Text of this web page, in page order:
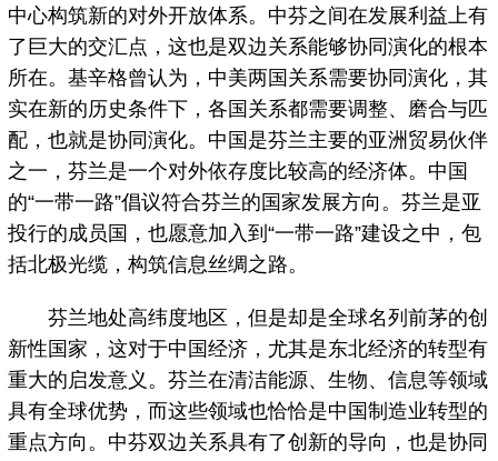
中心构筑新的对外开放体系。中芬之间在发展利益上有
了巨大的交汇点，这也是双边关系能够协同演化的根本
所在。基辛格曾认为，中美两国关系需要协同演化，其
实在新的历史条件下，各国关系都需要调整、磨合与匹
配，也就是协同演化。中国是芬兰主要的亚洲贸易伙伴
之一，芬兰是一个对外依存度比较高的经济体。中国
的“一带一路”倡议符合芬兰的国家发展方向。芬兰是亚
投行的成员国，也愿意加入到“一带一路”建设之中，包
括北极光缆，构筑信息丝绸之路。
芬兰地处高纬度地区，但是却是全球名列前茅的创
新性国家，这对于中国经济，尤其是东北经济的转型有
重大的启发意义。芬兰在清洁能源、生物、信息等领域
具有全球优势，而这些领域也恰恰是中国制造业转型的
重点方向。中芬双边关系具有了创新的导向，也是协同